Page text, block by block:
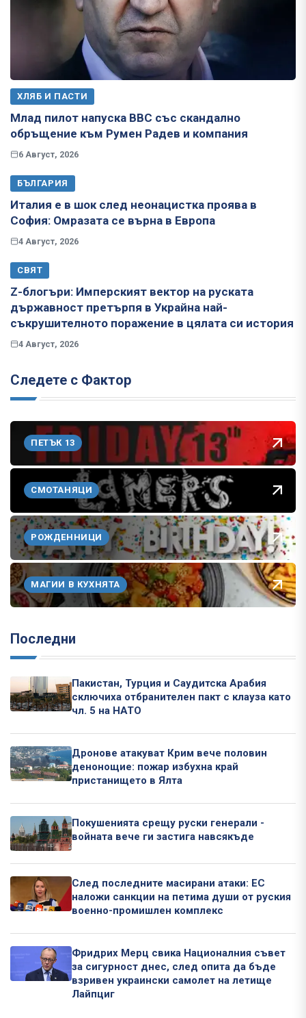
ХЛЯБ И ПАСТИ
Млад пилот напуска ВВС със скандално
обръщение към Румен Радев и компания
6 Август, 2026
БЪЛГАРИЯ
Италия е в шок след неонацистка проява в
София: Омразата се върна в Европа
4 Август, 2026
СВЯТ
Z-блогъри: Имперският вектор на руската
държавност претърпя в Украйна най-
съкрушителното поражение в цялата си история
4 Август, 2026
Следете с Фактор
ПЕТЪК 13
СМОТАНЯЦИ
РОЖДЕННИЦИ
МАГИИ В КУХНЯТА
Последни
Пакистан, Турция и Саудитска Арабия
сключиха отбранителен пакт с клауза като
чл. 5 на НАТО
Дронове атакуват Крим вече половин
денонощие: пожар избухна край
пристанището в Ялта
Покушенията срещу руски генерали -
войната вече ги застига навсякъде
След последните масирани атаки: ЕС
наложи санкции на петима души от руския
военно-промишлен комплекс
Фридрих Мерц свика Националния съвет
за сигурност днес, след опита да бъде
взривен украински самолет на летище
Лайпциг